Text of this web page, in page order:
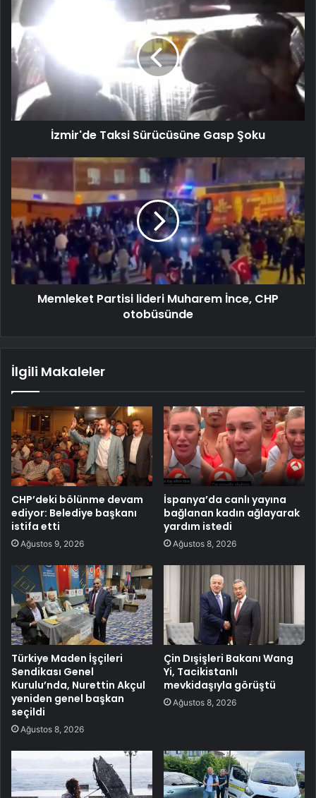
İzmir'de Taksi Sürücüsüne Gasp Şoku
Memleket Partisi lideri Muharem İnce, CHP
otobüsünde
İlgili Makaleler
CHP’deki bölünme devam
ediyor: Belediye başkanı
istifa etti
Ağustos 9, 2026
İspanya’da canlı yayına
bağlanan kadın ağlayarak
yardım istedi
Ağustos 8, 2026
Türkiye Maden İşçileri
Sendikası Genel
Kurulu’nda, Nurettin Akçul
yeniden genel başkan
seçildi
Ağustos 8, 2026
Çin Dışişleri Bakanı Wang
Yi, Tacikistanlı
mevkidaşıyla görüştü
Ağustos 8, 2026